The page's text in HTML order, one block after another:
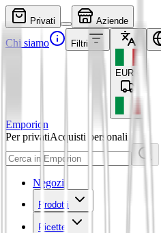
Privati Aziende
Chi siamo Filtri
EUR
Emporion
Per privatiAcquisti personali
Negozi
Prodotti
Ricette